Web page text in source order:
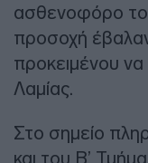
ασθενοφόρο
προσοχή
προκειμένου να
Λαμίας.
Στο σημείο
και του Β’